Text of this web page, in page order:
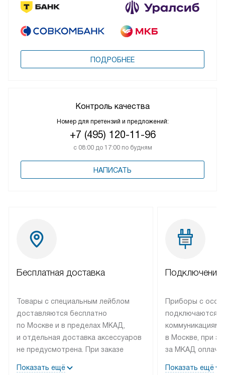
ПОДРОБНЕЕ
Контроль качества
Номер для претензий и предложений:
+7 (495) 120-11-96
с 08:00 до 17:00 по будням
НАПИСАТЬ
Бесплатная доставка
Товары с специальным лейблом
доставляются бесплатно
по Москве и в пределах МКАД,
и отдельная доставка аксессуаров
не предусмотрена. При заказе
Показать ещё
Подключение
Приборы с
подключаются к
коммуникациям
в Москве, при
за МКАД
Показать ещё